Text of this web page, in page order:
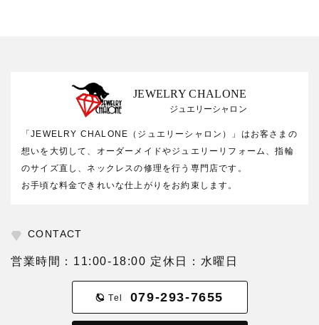
JEWELRY CHALONE
ジュエリーシャロン
「JEWELRY CHALONE（ジュエリーシャロン）」はお客さまの
想いを大切して、オーダーメイドやジュエリーリフォーム、指輪
のサイズ直し、ネックレスの修理を行う専門店です。
お手頃な料金できれいな仕上がりをお約束します。
CONTACT
営業時間：11:00-18:00 定休日：水曜日
Tel 079-293-7655